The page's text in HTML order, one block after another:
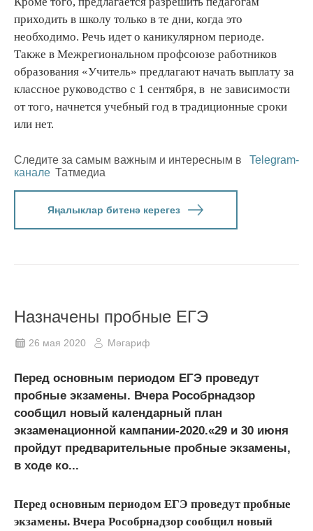
приходить в школу только в те дни, когда это
необходимо. Речь идет о каникулярном периоде.
Также в Межрегиональном профсоюзе работников
образования «Учитель» предлагают начать выплату за
классное руководство с 1 сентября, в не зависимости
от того, начнется учебный год в традиционные сроки
или нет.
Следите за самым важным и интересным в
Telegram-
канале Татмедиа
Яңалыклар битенә керегез
Назначены пробные ЕГЭ
26 мая 2020 Мәгариф
Перед основным периодом ЕГЭ проведут
пробные экзамены. Вчера Рособрнадзор
сообщил новый календарный план
экзаменационной кампании-2020.«29 и 30 июня
пройдут предварительные пробные экзамены,
в ходе ко...
Перед основным периодом ЕГЭ проведут пробные
экзамены. Вчера Рособрнадзор сообщил новый